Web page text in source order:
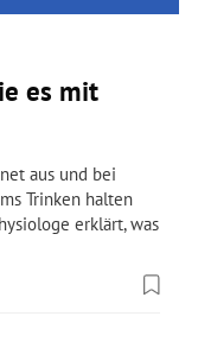
es mit
aus und bei
Trinken halten
erklärt, was